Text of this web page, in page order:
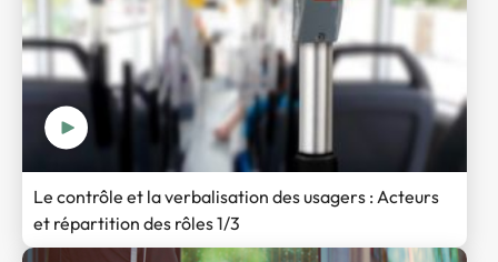
Le contrôle et la verbalisation des usagers : Acteurs
et répartition des rôles 1/3